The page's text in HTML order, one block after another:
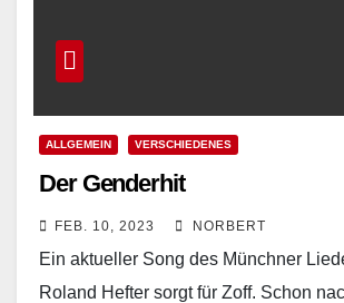
ALLGEMEIN VERSCHIEDENES
Der Genderhit
FEB. 10, 2023 NORBERT
Ein aktueller Song des Münchner
Roland Hefter sorgt für Zoff. Schon